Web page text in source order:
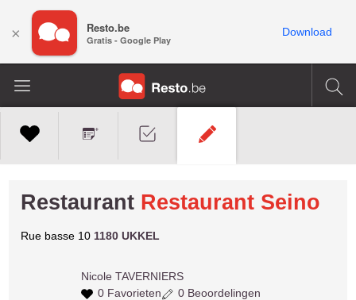
Restaurant Restaurant Seino
Rue basse 10 1180 UKKEL
Nicole TAVERNIERS
0 Favorieten
0 Beoordelingen
× Resto.be
Gratis - Google Play
Download